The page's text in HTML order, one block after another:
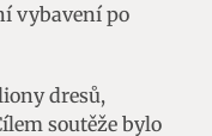
vybavení po
dresů,
soutěže bylo